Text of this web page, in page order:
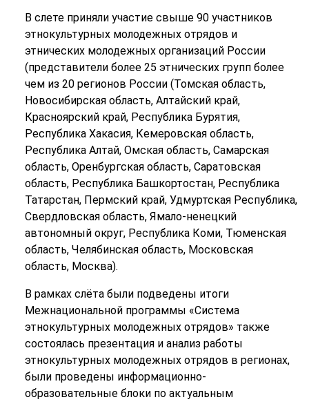
В слете приняли участие свыше 90 участников
этнокультурных молодежных отрядов и
этнических молодежных организаций России
(представители более 25 этнических групп более
чем из 20 регионов России (Томская область,
Новосибирская область, Алтайский край,
Красноярский край, Республика Бурятия,
Республика Хакасия, Кемеровская область,
Республика Алтай, Омская область, Самарская
область, Оренбургская область, Саратовская
область, Республика Башкортостан, Республика
Татарстан, Пермский край, Удмуртская Республика,
Свердловская область, Ямало-ненецкий
автономный округ, Республика Коми, Тюменская
область, Челябинская область, Московская
область, Москва).
В рамках слёта были подведены итоги
Межнациональной программы «Система
этнокультурных молодежных отрядов» также
состоялась презентация и анализ работы
этнокультурных молодежных отрядов в регионах,
были проведены информационно-
образовательные блоки по актуальным